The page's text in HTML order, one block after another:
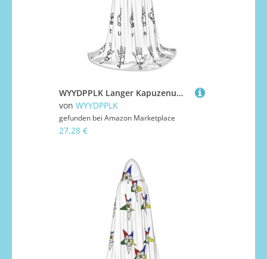
WYYDPPLK Langer Kapuzenumhang für Teenager, Zeichensprache, Alphabet-Druck, Cosplay, Rollenparty, Halloween-Kostüme
von WYYDPPLK
gefunden bei Amazon Marketplace
27,28 €